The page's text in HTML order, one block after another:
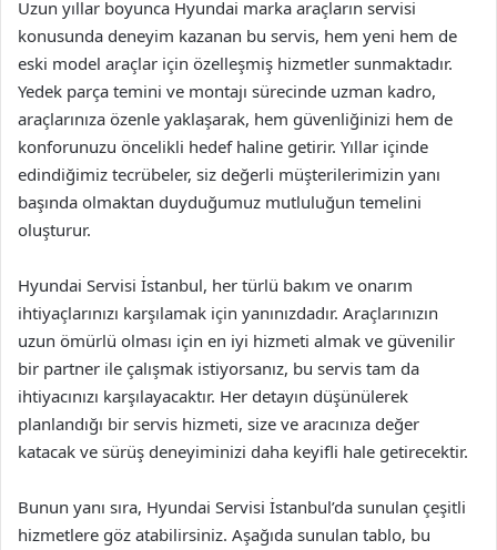
Uzun yıllar boyunca Hyundai marka araçların servisi
konusunda deneyim kazanan bu servis, hem yeni hem de
eski model araçlar için özelleşmiş hizmetler sunmaktadır.
Yedek parça temini ve montajı sürecinde uzman kadro,
araçlarınıza özenle yaklaşarak, hem güvenliğinizi hem de
konforunuzu öncelikli hedef haline getirir. Yıllar içinde
edindiğimiz tecrübeler, siz değerli müşterilerimizin yanı
başında olmaktan duyduğumuz mutluluğun temelini
oluşturur.
Hyundai Servisi İstanbul, her türlü bakım ve onarım
ihtiyaçlarınızı karşılamak için yanınızdadır. Araçlarınızın
uzun ömürlü olması için en iyi hizmeti almak ve güvenilir
bir partner ile çalışmak istiyorsanız, bu servis tam da
ihtiyacınızı karşılayacaktır. Her detayın düşünülerek
planlandığı bir servis hizmeti, size ve aracınıza değer
katacak ve sürüş deneyiminizi daha keyifli hale getirecektir.
Bunun yanı sıra, Hyundai Servisi İstanbul’da sunulan çeşitli
hizmetlere göz atabilirsiniz. Aşağıda sunulan tablo, bu